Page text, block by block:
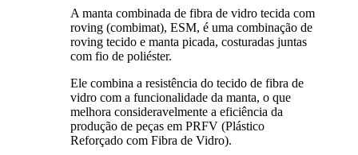
A manta combinada de fibra de vidro tecida com
roving (combimat), ESM, é uma combinação de
roving tecido e manta picada, costuradas juntas
com fio de poliéster.
Ele combina a resistência do tecido de fibra de
vidro com a funcionalidade da manta, o que
melhora consideravelmente a eficiência da
produção de peças em PRFV (Plástico
Reforçado com Fibra de Vidro).